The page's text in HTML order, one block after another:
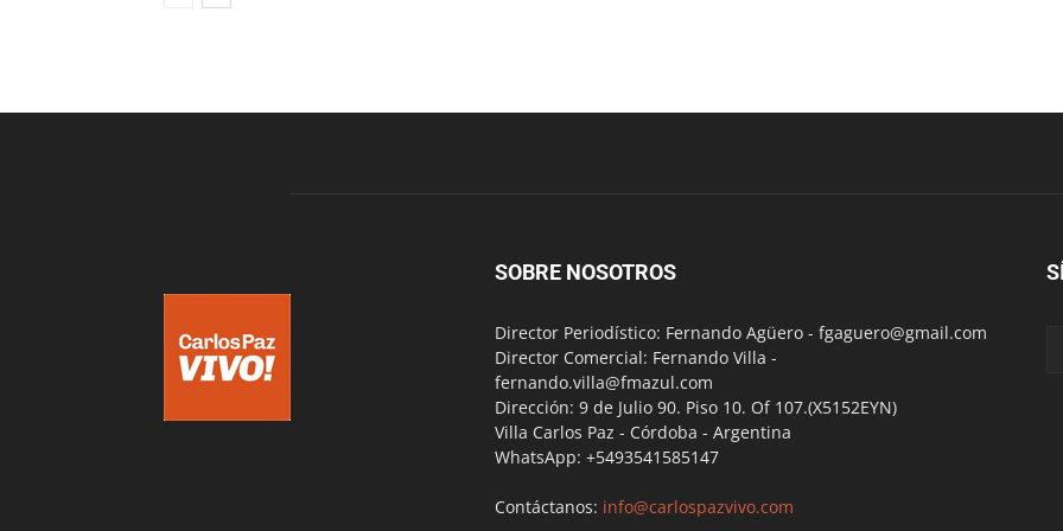
SOBRE NOSOTROS
Director Periodístico: Fernando Agüero - fgaguero@gmail.com
Director Comercial: Fernando Villa -
fernando.villa@fmazul.com
Dirección: 9 de Julio 90. Piso 10. Of 107.(X5152EYN)
Villa Carlos Paz - Córdoba - Argentina
WhatsApp: +5493541585147
Contáctanos: info@carlospazvivo.com